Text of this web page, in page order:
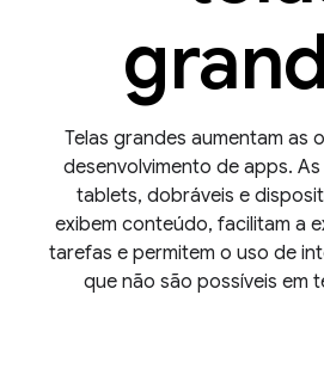
Telas grandes aumentam as
desenvolvimento de apps.
tablets, dobráveis e
exibem conteúdo, facilitam a
tarefas e permitem o uso de
que não são possíveis em